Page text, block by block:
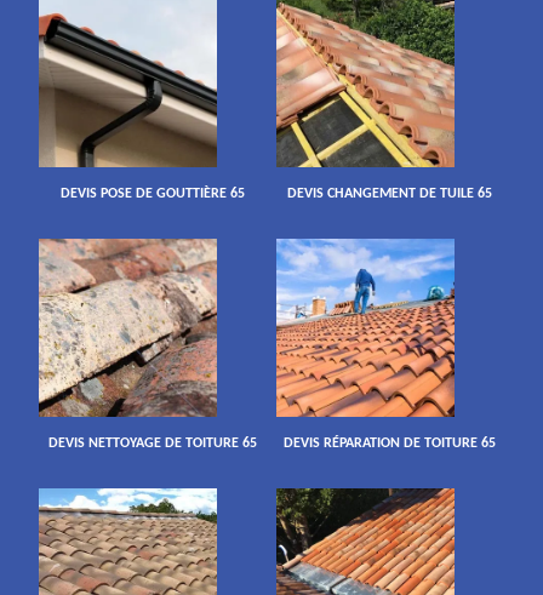
DEVIS POSE DE GOUTTIÈRE 65 DEVIS CHANGEMENT DE TUILE 65
DEVIS NETTOYAGE DE TOITURE 65 DEVIS RÉPARATION DE TOITURE 65